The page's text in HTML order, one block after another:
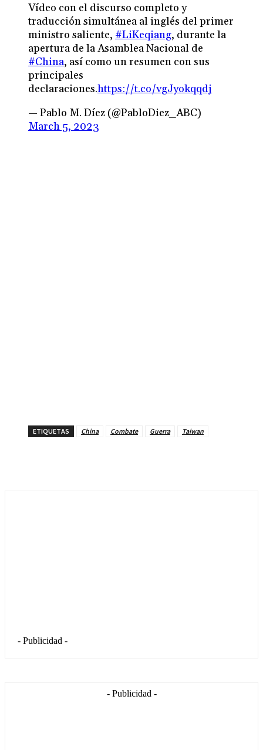
Vídeo con el discurso completo y
traducción simultánea al inglés del primer
ministro saliente, #LiKeqiang, durante la
apertura de la Asamblea Nacional de
#China, así como un resumen con sus
principales
declaraciones.https://t.co/vgJyokqqdj
— Pablo M. Díez (@PabloDiez_ABC)
March 5, 2023
ETIQUETAS China Combate Guerra Taiwan
- Publicidad -
- Publicidad -